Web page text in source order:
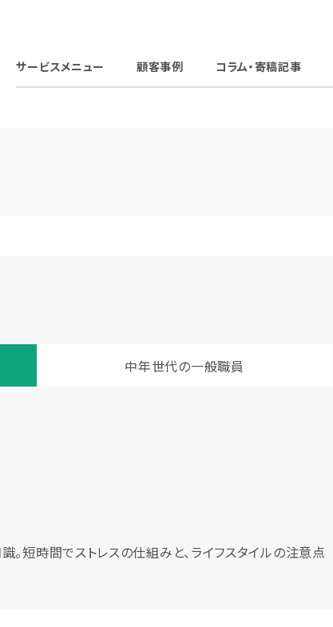
サービスメニュー 顧客事例 コラム・寄稿記事
中年世代の一般職員
短時間でストレスの仕組みと、ライフスタイルの注意点